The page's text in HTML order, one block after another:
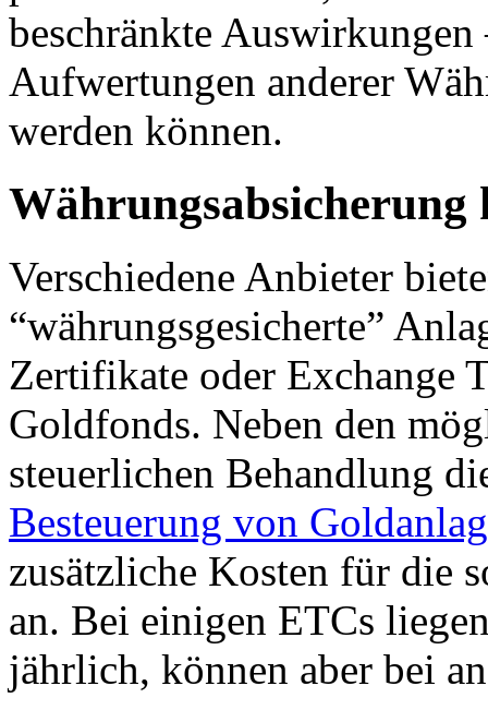
beschränkte
Aufwertungen anderer
werden können.
Währungsabsicherung
Verschiedene Anbieter
“währungsgesicherte”
Zertifikate oder Exchange
Goldfonds. Neben den
steuerlichen Behandlung
Besteuerung von
zusätzliche Kosten für die
an. Bei einigen ETCs
jährlich, können aber bei